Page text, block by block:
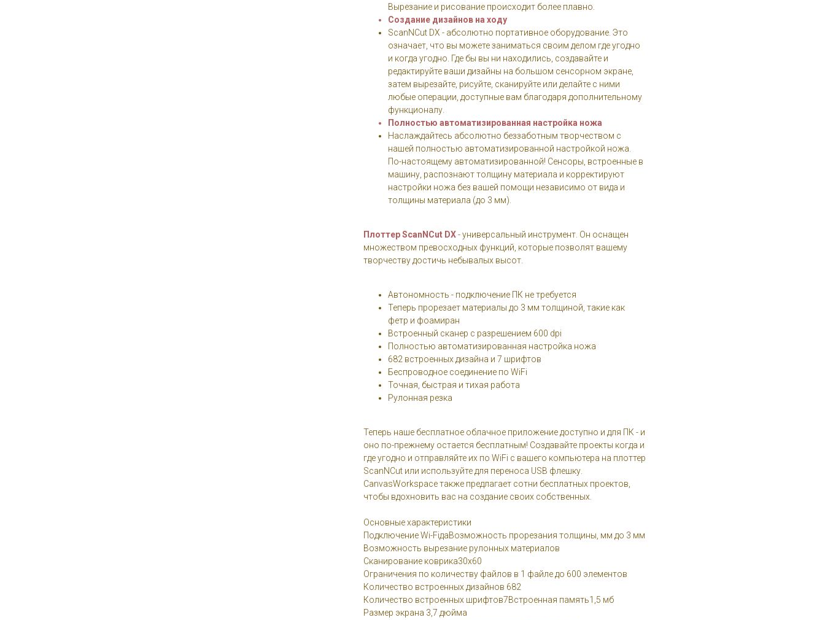
Вырезание и рисование происходит более плавно.
Создание дизайнов на ходу
ScanNCut DX - абсолютно портативное оборудование. Это
означает, что вы можете заниматься своим делом где угодно
и когда угодно. Где бы вы ни находились, создавайте и
редактируйте ваши дизайны на большом сенсорном экране,
затем вырезайте, рисуйте, сканируйте или делайте с ними
любые операции, доступные вам благодаря дополнительному
функционалу.
Полностью автоматизированная настройка ножа
Наслаждайтесь абсолютно беззаботным творчеством с
нашей полностью автоматизированной настройкой ножа.
По-настоящему автоматизированной! Сенсоры, встроенные в
машину, распознают толщину материала и корректируют
настройки ножа без вашей помощи независимо от вида и
толщины материала (до 3 мм).
Плоттер ScanNCut DX- универсальный инструмент. Он оснащен
множеством превосходных функций, которые позволят вашему
творчеству достичь небывалых высот.
Автономность - подключение ПК не требуется
Теперь прорезает материалы до 3 мм толщиной, такие как
фетр и фоамиран
Встроенный сканер с разрешением 600 dpi
Полностью автоматизированная настройка ножа
682 встроенных дизайна и 7 шрифтов
Беспроводное соединение по WiFi
Точная, быстрая и тихая работа
Рулонная резка
Теперь наше бесплатное облачное приложение доступно и для ПК - и
оно по-прежнему остается бесплатным! Создавайте проекты когда и
где угодно и отправляйте их по WiFi с вашего компьютера на плоттер
ScanNCut или используйте для переноса USB флешку.
CanvasWorkspace также предлагает сотни бесплатных проектов,
чтобы вдохновить вас на создание своих собственных.
Основные характеристики
Подключение Wi-FiдаВозможность прорезания толщины, мм до 3 мм
Возможность вырезание рулонных материалов
Сканирование коврика30х60
Ограничения по количеству файлов в 1 файле до 600 элементов
Количество встроенных дизайнов 682
Количество встроенных шрифтов7Встроенная память1,5 мб
Размер экрана 3,7 дюйма